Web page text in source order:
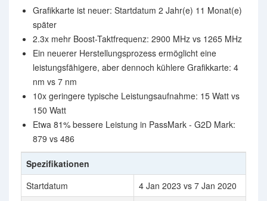
Grafikkarte ist neuer: Startdatum 2 Jahr(e) 11 Monat(e)
später
2.3x mehr Boost-Taktfrequenz: 2900 MHz vs 1265 MHz
Ein neuerer Herstellungsprozess ermöglicht eine
leistungsfähigere, aber dennoch kühlere Grafikkarte: 4
nm vs 7 nm
10x geringere typische Leistungsaufnahme: 15 Watt vs
150 Watt
Etwa 81% bessere Leistung in PassMark - G2D Mark:
879 vs 486
Spezifikationen
Startdatum
4 Jan 2023 vs 7 Jan 2020